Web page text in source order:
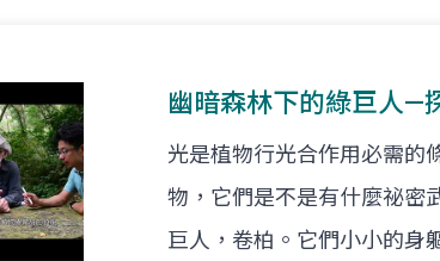
幽暗森林下的綠巨人—
光是植物行光合作用必需的
物，它們是不是有什麼祕密
巨人，卷柏。它們小小的身